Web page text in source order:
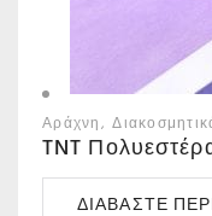
Αράχνη
TNT
ΔΙΑΒΆΣΤΕ